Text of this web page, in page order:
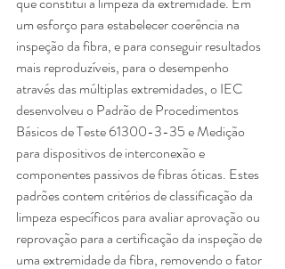
um esforço para estabelecer coerência na
inspeção da fibra, e para conseguir resultados
mais reproduzíveis, para o desempenho
através das múltiplas extremidades, o IEC
desenvolveu o Padrão de Procedimentos
Básicos de Teste 61300-3-35 e Medição
para dispositivos de interconexão e
componentes passivos de fibras óticas. Estes
padrões contem critérios de classificação da
limpeza específicos para avaliar aprovação ou
reprovação para a certificação da inspeção de
uma extremidade da fibra, removendo o fator